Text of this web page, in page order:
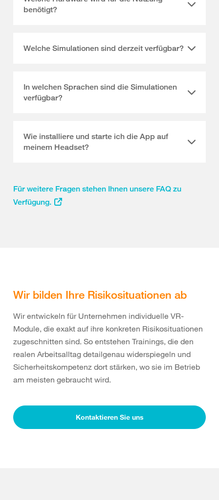
benötigt?
Welche Simulationen sind derzeit verfügbar?
In welchen Sprachen sind die Simulationen
verfügbar?
Wie installiere und starte ich die App auf
meinem Headset?
Für weitere Fragen stehen Ihnen unsere FAQ zu
Verfügung.
Wir bilden Ihre Risikosituationen ab
Wir entwickeln für Unternehmen individuelle VR-
Module, die exakt auf ihre konkreten Risikosituationen
zugeschnitten sind. So entstehen Trainings, die den
realen Arbeitsalltag detailgenau widerspiegeln und
Sicherheitskompetenz dort stärken, wo sie im Betrieb
am meisten gebraucht wird.
Kontaktieren Sie uns